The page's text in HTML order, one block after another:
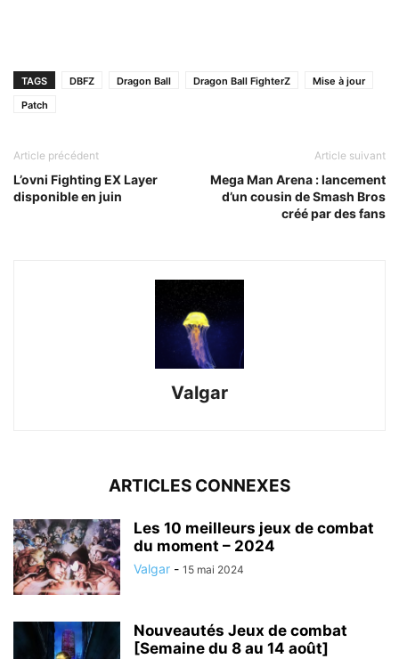
TAGS DBFZ Dragon Ball Dragon Ball FighterZ
Mise à jour
Patch
Article précédent
L’ovni Fighting EX Layer
disponible en juin
Article suivant
Mega Man Arena : lancement
d’un cousin de Smash Bros
créé par des fans
Valgar
ARTICLES CONNEXES
Les 10 meilleurs jeux de combat
du moment – 2024
Valgar - 15 mai 2024
Nouveautés Jeux de combat
[Semaine du 8 au 14 août]